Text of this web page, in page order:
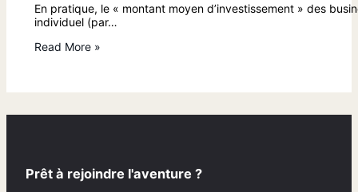
En pratique, le « montant moyen d’investissement » des
individuel (par…
Read More »
Prêt à rejoindre l'aventure ?